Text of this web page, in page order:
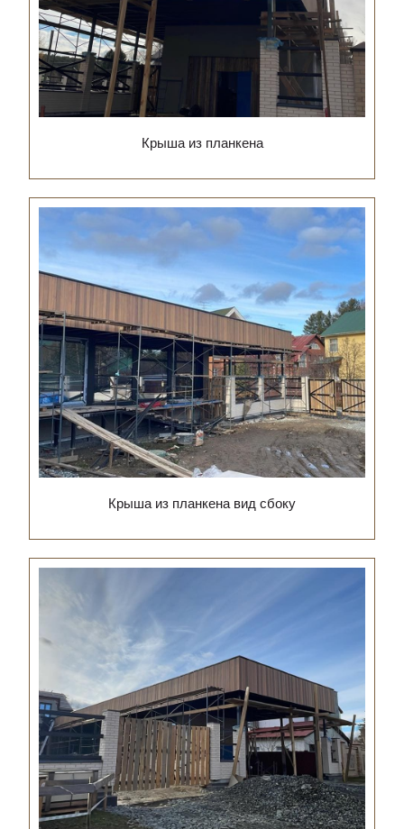
Крыша из планкена
Крыша из планкена вид сбоку